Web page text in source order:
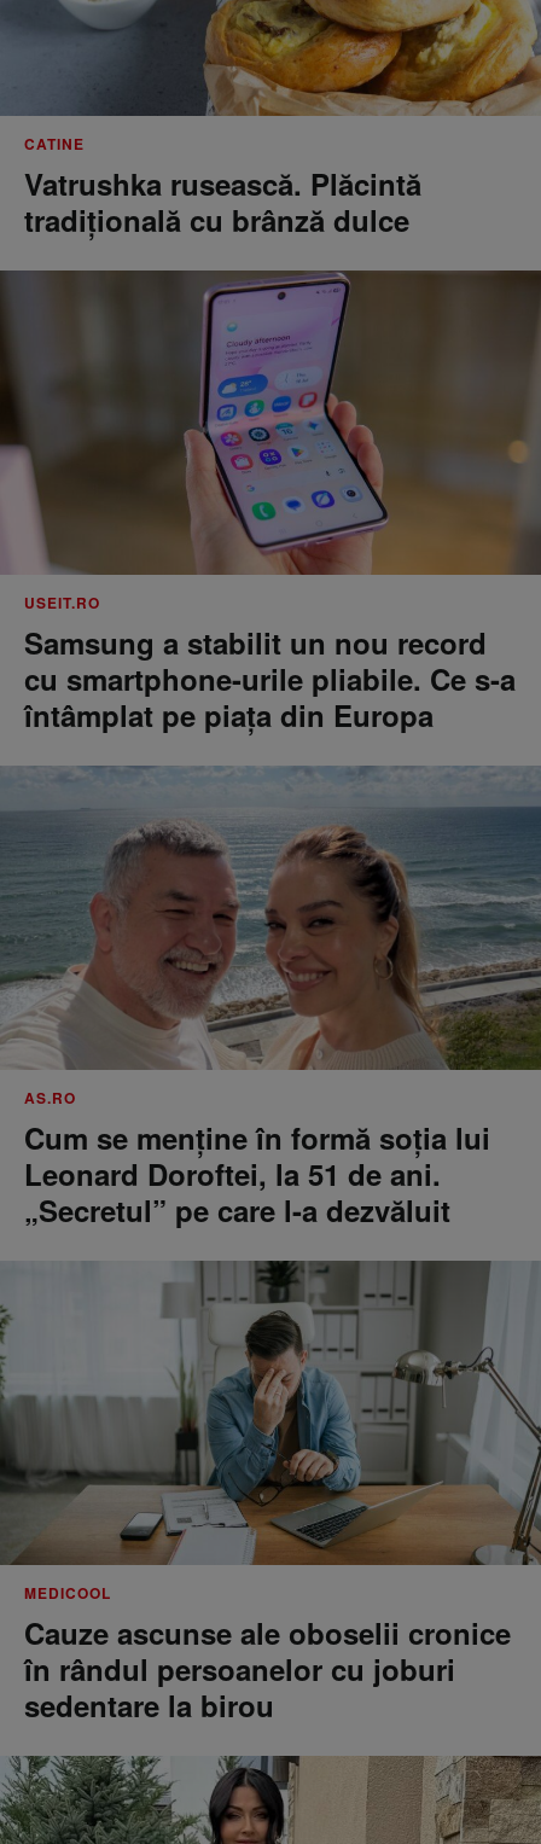
CATINE
Vatrushka rusească. Plăcintă
tradițională cu brânză dulce
USEIT.RO
Samsung a stabilit un nou record
cu smartphone-urile pliabile. Ce s-a
întâmplat pe piața din Europa
AS.RO
Cum se menţine în formă soţia lui
Leonard Doroftei, la 51 de ani.
„Secretul” pe care l-a dezvăluit
MEDICOOL
Cauze ascunse ale oboselii cronice
în rândul persoanelor cu joburi
sedentare la birou